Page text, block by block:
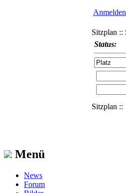
Menü
News
Forum
Anmelden
Sitzplan ::
Status:
Sitzplan